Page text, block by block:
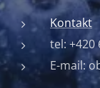
Kontakt
tel: +420
E-mail: